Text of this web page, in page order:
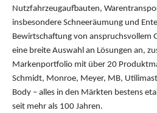
Nutzfahrzeugaufbauten,
insbesondere Schneeräumung und
Bewirtschaftung von anspruchsvollem
eine breite Auswahl an Lösungen an,
Markenportfolio mit über 20
Schmidt, Monroe, Meyer, MB,
Body – alles in den Märkten bestens
seit mehr als 100 Jahren.